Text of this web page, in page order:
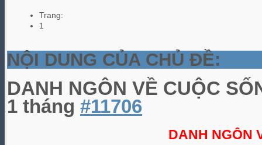
Trang:
1
NỘI DUNG CỦA CHỦ ĐỀ:
DANH NGÔN VỀ CUỘC
1 tháng #11706
DANH NGÔN